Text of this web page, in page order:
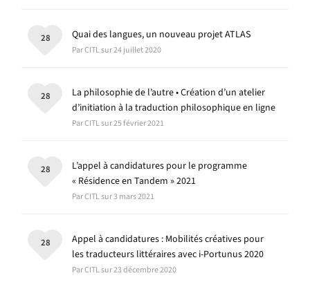
Quai des langues, un nouveau projet ATLAS
Par CITL sur 24 juillet 2020
28
La philosophie de l’autre • Création d’un atelier
d’initiation à la traduction philosophique en ligne
Par CITL sur 25 février 2021
28
L’appel à candidatures pour le programme
« Résidence en Tandem » 2021
Par CITL sur 3 mars 2021
28
Appel à candidatures : Mobilités créatives pour
les traducteurs littéraires avec i-Portunus 2020
Par CITL sur 23 décembre 2020
28